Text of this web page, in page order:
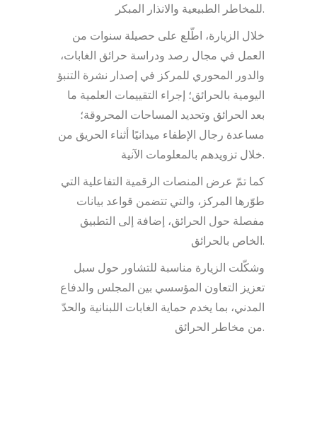
للمخاطر الطبيعية والانذار المبكر.
خلال الزيارة، اطّلع على حصيلة سنوات من
العمل في مجال رصد ودراسة حرائق الغابات،
والدور المحوري للمركز في إصدار نشرة التنبؤ
اليومية بالحرائق؛ إجراء التقييمات العلمية ما
بعد الحرائق وتحديد المساحات المحروقة؛
مساعدة رجال الإطفاء ميدانيًا أثناء الحريق من
خلال تزويدهم بالمعلومات الآنية.
كما تمّ عرض المنصات الرقمية التفاعلية التي
طوّرها المركز، والتي تتضمن قواعد بيانات
مفصلة حول الحرائق، إضافة إلى التطبيق
الخاص بالحرائق.
وشكّلت الزيارة مناسبة للتشاور حول سبل
تعزيز التعاون المؤسسي بين المجلس والدفاع
المدني، بما يخدم حماية الغابات اللبنانية والحدّ
من مخاطر الحرائق.